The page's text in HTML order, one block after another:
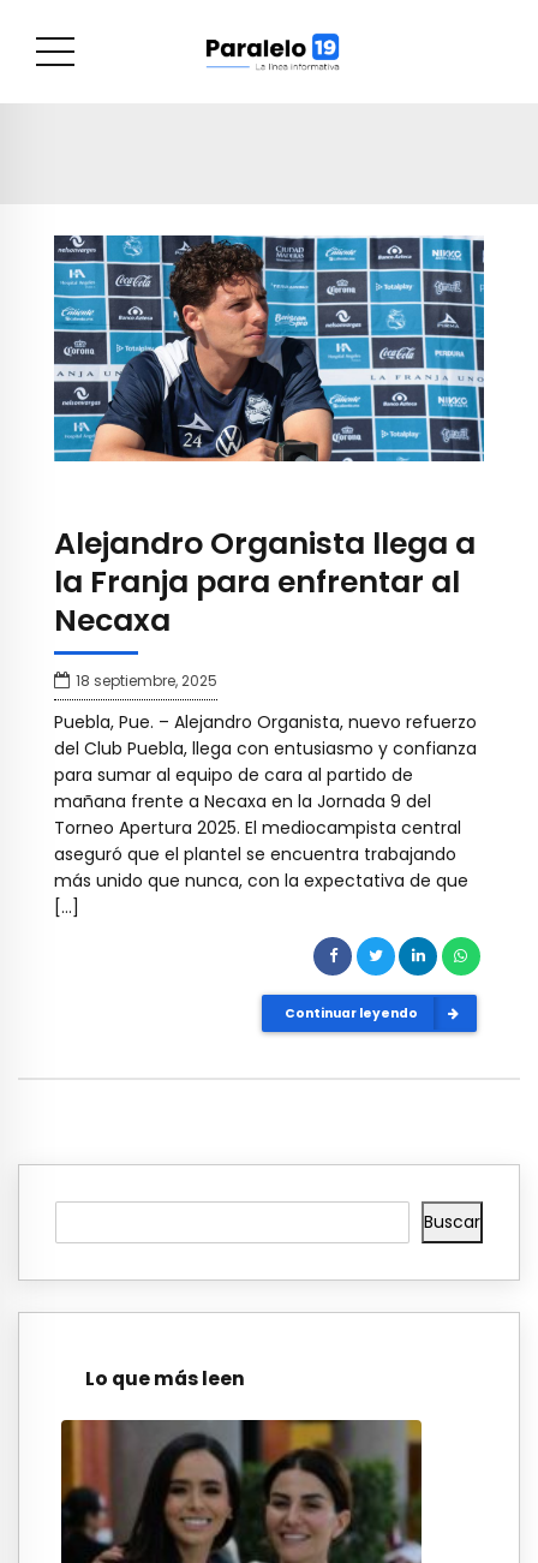
Alejandro Organista llega a
la Franja para enfrentar al
Necaxa
18 septiembre, 2025
Puebla, Pue. – Alejandro Organista, nuevo refuerzo
del Club Puebla, llega con entusiasmo y confianza
para sumar al equipo de cara al partido de
mañana frente a Necaxa en la Jornada 9 del
Torneo Apertura 2025. El mediocampista central
aseguró que el plantel se encuentra trabajando
más unido que nunca, con la expectativa de que
[…]
Continuar leyendo
Buscar
Lo que más leen